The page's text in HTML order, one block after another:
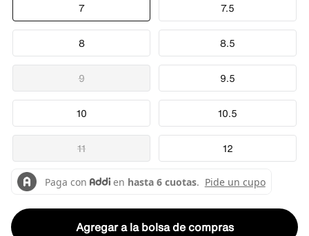
7 7.5
8 8.5
9 9.5
10 10.5
11 12
Agregar a la bolsa de compras